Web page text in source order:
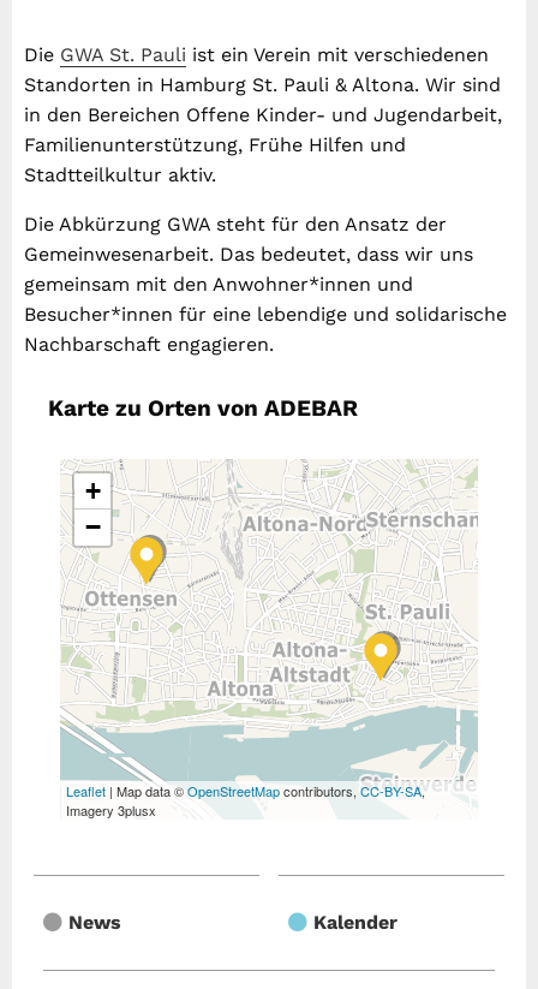
Die GWA St. Pauli ist ein Verein mit verschiedenen
Standorten in Hamburg St. Pauli & Altona. Wir sind
in den Bereichen Offene Kinder- und Jugendarbeit,
Familienunterstützung, Frühe Hilfen und
Stadtteilkultur aktiv.
Die Abkürzung GWA steht für den Ansatz der
Gemeinwesenarbeit. Das bedeutet, dass wir uns
gemeinsam mit den Anwohner*innen und
Besucher*innen für eine lebendige und solidarische
Nachbarschaft engagieren.
Karte zu Orten von ADEBAR
+
−
Leaflet | Map data ©OpenStreetMapcontributors, CC-BY-SA,
Imagery 3plusx
News Kalender